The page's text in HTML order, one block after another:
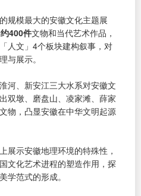
规模最大的安徽文化主题展
约400件文物和当代艺术作品，
人文」4个板块建构叙事，对
与展示。
河、新安江三大水系对安徽文
双墩、磨盘山、凌家滩、薛家
物，凸显安徽在中华文明起源
展示安徽地理环境的特殊性，
文化艺术进程的塑造作用，探
学范式的形成。